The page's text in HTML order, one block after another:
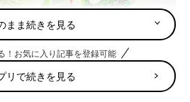
「きざみねぎ保存パック」（税込
まま続きを見る
！お気に入り記事を登録可能
リで続きを見る